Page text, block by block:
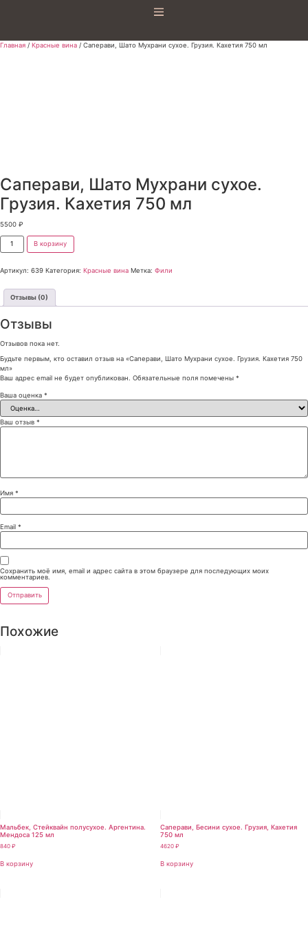
Главная / Красные вина / Саперави, Шато Мухрани сухое. Грузия. Кахетия 750 мл
Саперави, Шато Мухрани сухое.
Грузия. Кахетия 750 мл
5500 ₽
В корзину
Артикул: 639 Категория: Красные вина Метка: Фили
Отзывы (0)
Отзывы
Отзывов пока нет.
Будьте первым, кто оставил отзыв на «Саперави, Шато Мухрани сухое. Грузия. Кахетия 750
мл»
Ваш адрес email не будет опубликован. Обязательные поля помечены *
Ваша оценка *
Ваш отзыв *
Имя *
Email *
Сохранить моё имя, email и адрес сайта в этом браузере для последующих моих
комментариев.
Похожие
Мальбек, Стейквайн полусухое. Аргентина.
Мендоса 125 мл
840 ₽
В корзину
Саперави, Бесини сухое. Грузия, Кахетия
750 мл
4620 ₽
В корзину